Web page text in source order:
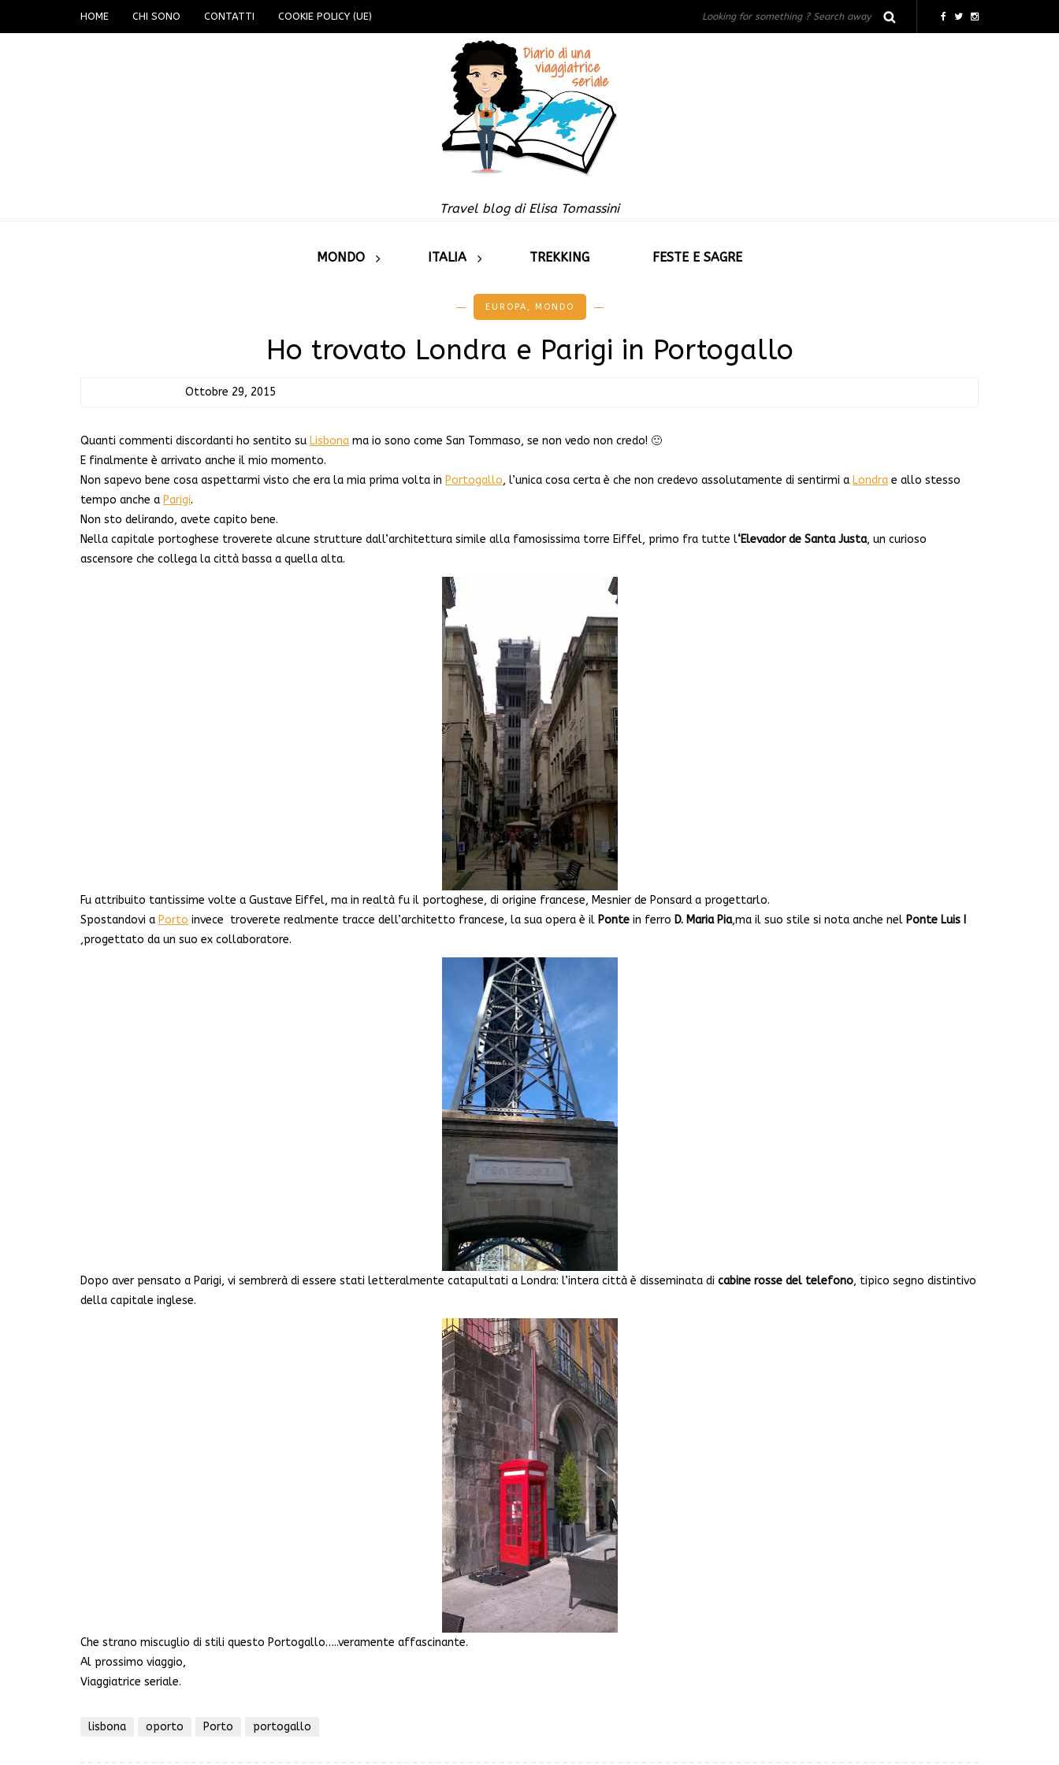
HOME CHI SONO CONTATTI COOKIE POLICY (UE)
Travel blog di Elisa Tomassini
MONDO ITALIA TREKKING FESTE E SAGRE
EUROPA , MONDO
Ho trovato Londra e Parigi in Portogallo
Ottobre 29, 2015
Quanti commenti discordanti ho sentito su Lisbona ma io sono come San Tommaso, se non vedo non credo! 🙂
E finalmente è arrivato anche il mio momento.
Non sapevo bene cosa aspettarmi visto che era la mia prima volta in Portogallo, l’unica cosa certa è che non credevo assolutamente di sentirmi a Londra e allo stesso
tempo anche a Parigi.
Non sto delirando, avete capito bene.
Nella capitale portoghese troverete alcune strutture dall’architettura simile alla famosissima torre Eiffel, primo fra tutte l‘Elevador de Santa Justa, un curioso
ascensore che collega la città bassa a quella alta.
Fu attribuito tantissime volte a Gustave Eiffel, ma in realtà fu il portoghese, di origine francese, Mesnier de Ponsard a progettarlo.
Spostandovi a Porto invece troverete realmente tracce dell’architetto francese, la sua opera è il Ponte in ferro D. Maria Pia,ma il suo stile si nota anche nel Ponte Luis I
,progettato da un suo ex collaboratore.
Dopo aver pensato a Parigi, vi sembrerà di essere stati letteralmente catapultati a Londra: l’intera città è disseminata di cabine rosse del telefono, tipico segno distintivo
della capitale inglese.
Che strano miscuglio di stili questo Portogallo…..veramente affascinante.
Al prossimo viaggio,
Viaggiatrice seriale.
lisbona oporto Porto portogallo